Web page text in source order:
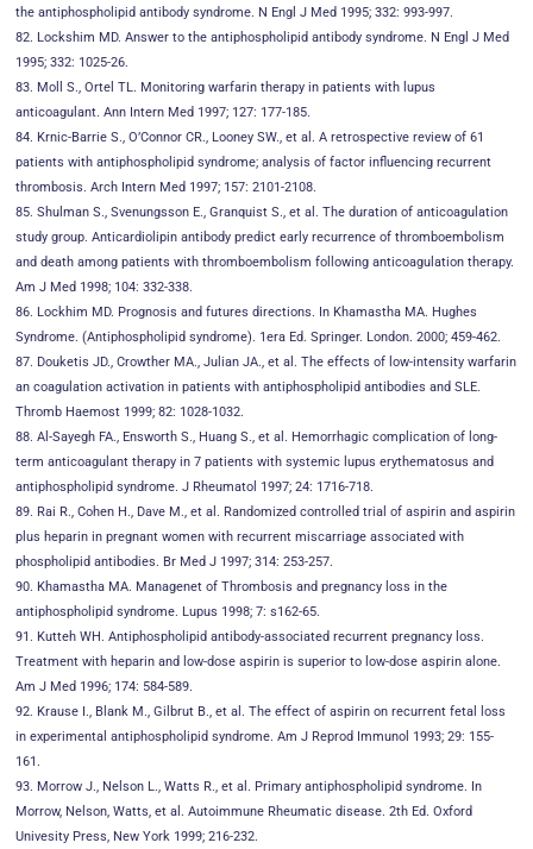
the antiphospholipid antibody syndrome. N Engl J Med 1995; 332: 993-997.
82. Lockshim MD. Answer to the antiphospholipid antibody syndrome. N Engl J Med
1995; 332: 1025-26.
83. Moll S., Ortel TL. Monitoring warfarin therapy in patients with lupus
anticoagulant. Ann Intern Med 1997; 127: 177-185.
84. Krnic-Barrie S., O’Connor CR., Looney SW., et al. A retrospective review of 61
patients with antiphospholipid syndrome; analysis of factor influencing recurrent
thrombosis. Arch Intern Med 1997; 157: 2101-2108.
85. Shulman S., Svenungsson E., Granquist S., et al. The duration of anticoagulation
study group. Anticardiolipin antibody predict early recurrence of thromboembolism
and death among patients with thromboembolism following anticoagulation therapy.
Am J Med 1998; 104: 332-338.
86. Lockhim MD. Prognosis and futures directions. In Khamastha MA. Hughes
Syndrome. (Antiphospholipid syndrome). 1era Ed. Springer. London. 2000; 459-462.
87. Douketis JD., Crowther MA., Julian JA., et al. The effects of low-intensity warfarin
an coagulation activation in patients with antiphospholipid antibodies and SLE.
Thromb Haemost 1999; 82: 1028-1032.
88. Al-Sayegh FA., Ensworth S., Huang S., et al. Hemorrhagic complication of long-
term anticoagulant therapy in 7 patients with systemic lupus erythematosus and
antiphospholipid syndrome. J Rheumatol 1997; 24: 1716-718.
89. Rai R., Cohen H., Dave M., et al. Randomized controlled trial of aspirin and aspirin
plus heparin in pregnant women with recurrent miscarriage associated with
phospholipid antibodies. Br Med J 1997; 314: 253-257.
90. Khamastha MA. Managenet of Thrombosis and pregnancy loss in the
antiphospholipid syndrome. Lupus 1998; 7: s162-65.
91. Kutteh WH. Antiphospholipid antibody-associated recurrent pregnancy loss.
Treatment with heparin and low-dose aspirin is superior to low-dose aspirin alone.
Am J Med 1996; 174: 584-589.
92. Krause I., Blank M., Gilbrut B., et al. The effect of aspirin on recurrent fetal loss
in experimental antiphospholipid syndrome. Am J Reprod Immunol 1993; 29: 155-
161.
93. Morrow J., Nelson L., Watts R., et al. Primary antiphospholipid syndrome. In
Morrow, Nelson, Watts, et al. Autoimmune Rheumatic disease. 2th Ed. Oxford
Univesity Press, New York 1999; 216-232.